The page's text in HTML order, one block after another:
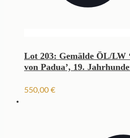
Lot 203: Gemälde ÖL/LW
von Padua’, 19.
550,00 €